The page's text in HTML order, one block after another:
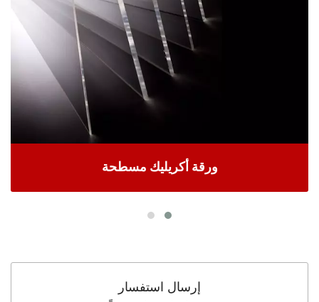
ورقة أكريليك مسطحة
إرسال استفسار